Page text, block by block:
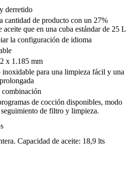
derretido
cantidad de producto con un 27%
aceite que en una cuba estándar de 25 L
la configuración de idioma
x 1.185 mm
inoxidable para una limpieza fácil y una
combinación
de cocción disponibles, modo
de filtro y limpieza.
Capacidad de aceite: 18,9 lts